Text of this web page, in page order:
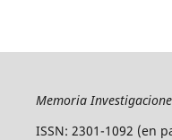
Memoria
ISSN: 2301-1092 (en